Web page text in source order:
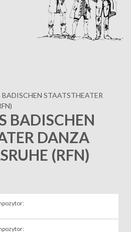
BADISCHEN STAATSTHEATER
BADISCHEN
DANZA
(RFN)